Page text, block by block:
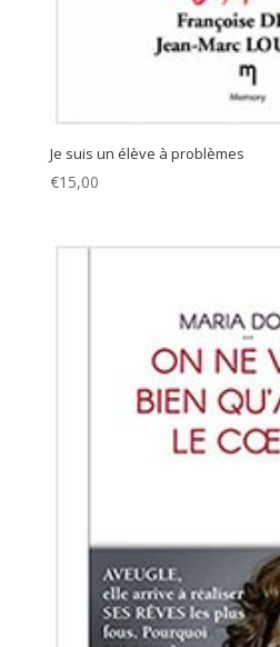
Je suis un élève à problèmes
€15,00